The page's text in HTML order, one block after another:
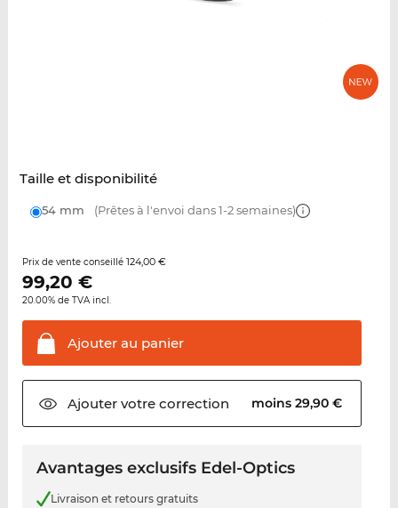
Taille et disponibilité
54 mm (Prêtes à l'envoi dans 1-2 semaines)
Prix de vente conseillé 124,00 €
99,20 €
20.00% de TVA incl.
Ajouter au panier
Ajouter votrecorrection moins 29,90 €
Avantages exclusifs Edel-Optics
Livraison et retours gratuits